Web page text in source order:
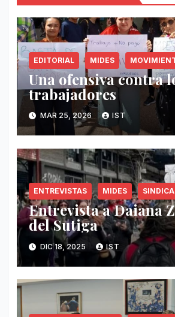
EDITORIAL MIDES
Una ofensiva contra
trabajadores
MAR 25, 2026 IST
ENTREVISTAS MIDES
Entrevista a Daiana
del Sutiga
DIC 18, 2025 IST